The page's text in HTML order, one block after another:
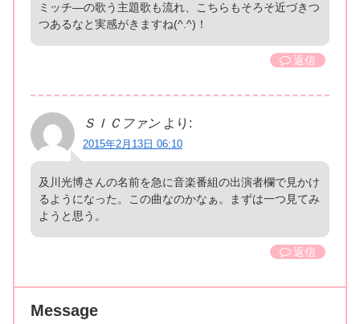
ミッチ―の歌う主題歌も流れ、こちらもそろそ近づきつ
つあるなと実感がきますね(^.^)！
返信
ＳＩＣファン より:
2015年2月13日 06:10
及川光博さんの名前を急に音楽番組の出演者欄で見かけ
るようになった。この曲なのかなぁ。まずは一つ見てみ
ようと思う。
返信
Message